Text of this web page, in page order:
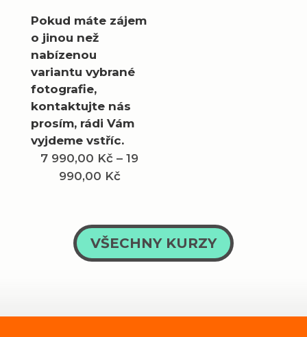
Pokud máte zájem
o jinou než
nabízenou
variantu vybrané
fotografie,
kontaktujte nás
prosím, rádi Vám
vyjdeme vstříc.
7 990,00 Kč – 19
990,00 KčRozpětí
990,00 Kč
až
19
VŠECHNY KURZY